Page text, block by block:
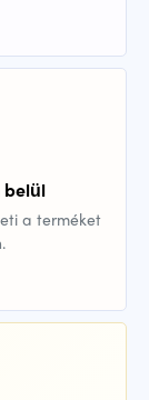
belül
a terméket